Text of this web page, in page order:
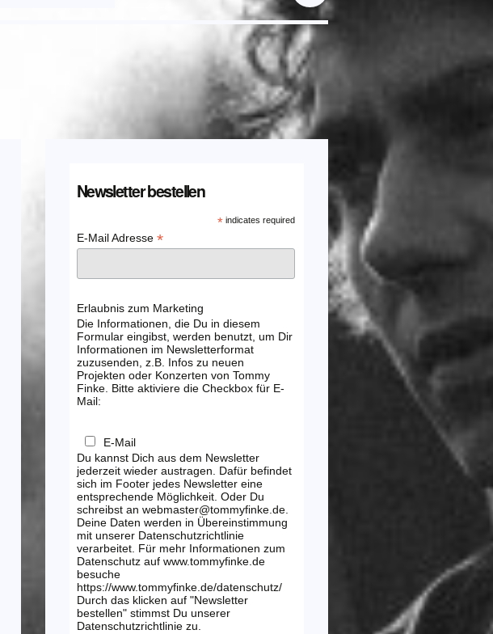
Newsletter bestellen
*indicates required
E-Mail Adresse *
Erlaubnis zum Marketing
Die Informationen, die Du in diesem
Formular eingibst, werden benutzt, um Dir
Informationen im Newsletterformat
zuzusenden, z.B. Infos zu neuen
Projekten oder Konzerten von Tommy
Finke. Bitte aktiviere die Checkbox für E-
Mail:
E-Mail
Du kannst Dich aus dem Newsletter
jederzeit wieder austragen. Dafür befindet
sich im Footer jedes Newsletter eine
entsprechende Möglichkeit. Oder Du
schreibst an webmaster@tommyfinke.de.
Deine Daten werden in Übereinstimmung
mit unserer Datenschutzrichtlinie
verarbeitet. Für mehr Informationen zum
Datenschutz auf www.tommyfinke.de
besuche
https://www.tommyfinke.de/datenschutz/
Durch das klicken auf "Newsletter
bestellen" stimmst Du unserer
Datenschutzrichtlinie zu.